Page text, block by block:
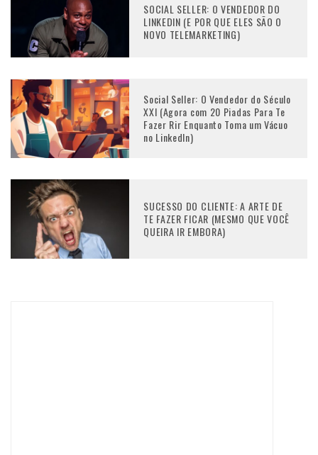
SOCIAL SELLER: O VENDEDOR DO
LINKEDIN (E POR QUE ELES SÃO O
NOVO TELEMARKETING)
Social Seller: O Vendedor do Século
XXI (Agora com 20 Piadas Para Te
Fazer Rir Enquanto Toma um Vácuo
no LinkedIn)
SUCESSO DO CLIENTE: A ARTE DE
TE FAZER FICAR (MESMO QUE VOCÊ
QUEIRA IR EMBORA)